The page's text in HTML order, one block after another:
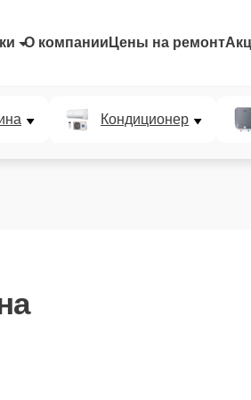
О компании Цены на ремонт
Кондиционер